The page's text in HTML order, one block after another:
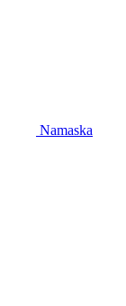
Namaska